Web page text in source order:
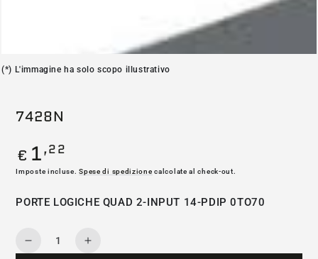
(*) L'immagine ha solo scopo illustrativo
7428N
Prezzo
regolare
€ 1,22
Imposte incluse.Spese di spedizione calcolate al check-out.
PORTE LOGICHE QUAD 2-INPUT 14-PDIP 0TO70
Quantità
DiminuisceAumenta